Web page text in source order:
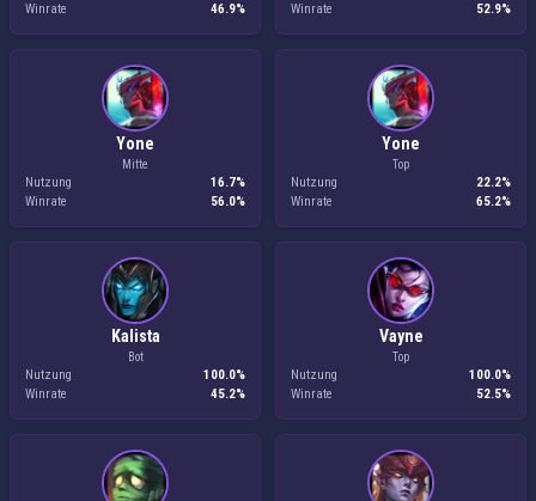
Winrate 46.9% Winrate 52.9%
Yone
Mitte
Nutzung
16.7%
Winrate
56.0%
Yone
Top
Nutzung
22.2%
Winrate
65.2%
Kalista
Bot
Nutzung
100.0%
Winrate
45.2%
Vayne
Top
Nutzung
100.0%
Winrate
52.5%